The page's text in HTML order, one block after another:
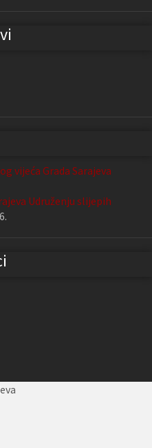
vijeća Grada Sarajeva
Udruženju slijepih